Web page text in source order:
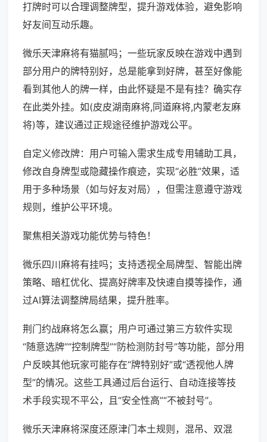
打牌时可以合理调整牌型，提升游戏体验，避免影响
好友间互动乐趣。
微乐天津麻将有猫腻吗；一些玩家反映在游戏中遇到
部分用户的牌特别好，总是能拿到好牌，甚至好像能
看到其他人的牌一样，由此怀疑是不是有挂？确实存
在此类外挂。如(皮皮湖南麻将,同道麻将,内蒙老友麻
将)等，建议通过正规途径维护游戏公平。
自定义修改牌：用户可输入需求生成专用辅助工具，
修改自身牌型或隐藏操作痕迹，实现“必胜”效果，适
用于多种场景（如与好友对局），但需注意遵守游戏
规则，维护公平环境。
聚焦相关游戏功能优势与特色！
微乐四川麻将有挂吗；支持透视全局牌型、智能出牌
策略、暗杠优化、提高好牌率及快速自摸等操作，通
过AI算法调整牌局结果，提升胜率。
荆门约战麻将怎么赢；用户可通过第三方软件实现
“随意选牌”“控制牌型”“防检测防封号”等功能，部分用
户反映其他玩家可能存在“牌特别好”或“透视他人牌
型”的情况。这些工具通过后台运行、自动连接等技
术手段实现不平公，且“安全性高”“不被封号”。
微乐天津麻将深度还原津门本土规则，混吊、双混